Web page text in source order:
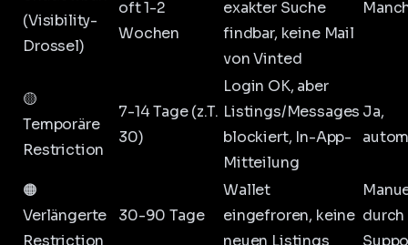
(Visibility-
Drossel)
oft 1-2
Wochen
exakter Suche
findbar, keine Mail
von Vinted
🟡
Temporäre
Restriction
7-14 Tage (z.T.
30)
Login OK, aber
Listings/Messages
blockiert, In-App-
Mitteilung
Ja,
🟠
Verlängerte
Restriction
30-90 Tage
Wallet
eingefroren, keine
neuen Listings
durch